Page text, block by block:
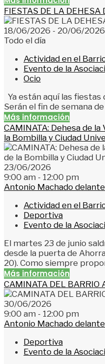
FIESTAS DE LA
18/06/2026 - 20/06/
Todo el día
Actividad en el
Evento de la
Ocio
Ya están aquí las fiestas
Serán el fin de semana de
Más información
CAMINATA: Dehesa de la
la Bombilla y Ciudad
23/06/2026
9:00 am - 12:00 pm
Antonio Machado
Actividad en el
Deportiva
Evento de la
El martes 23 de junio
desde la puerta de
20). Como siempre
Más información
CAMINATA DEL BARRIO
30/06/2026
9:00 am - 12:00 pm
Antonio Machado
Deportiva
Evento de la